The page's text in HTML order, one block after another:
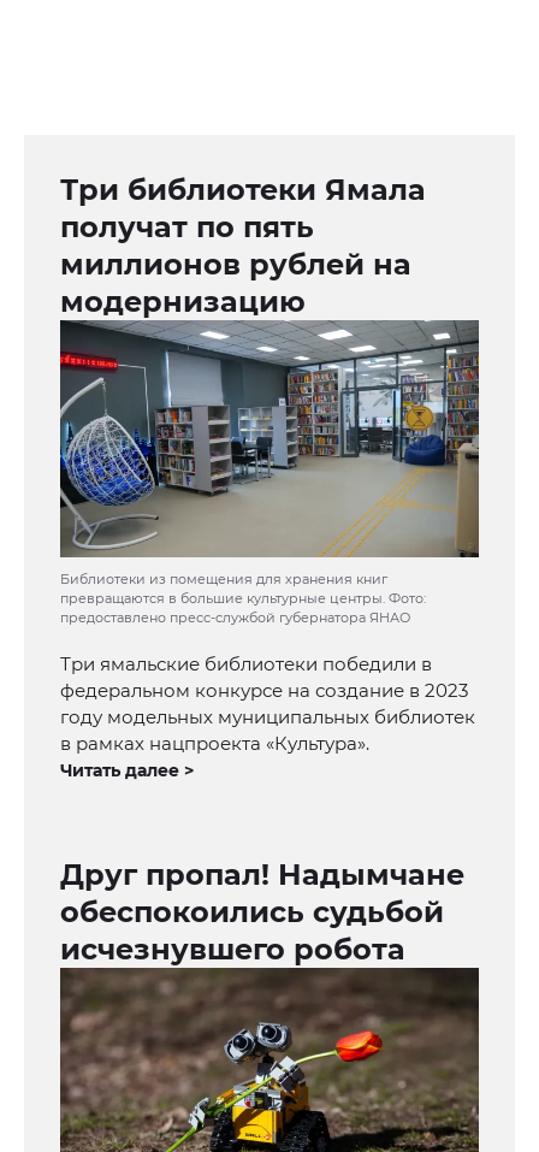
Три библиотеки Ямала
получат по пять
миллионов рублей на
модернизацию
Библиотеки из помещения для хранения книг
превращаются в большие культурные центры. Фото:
предоставлено пресс-службой губернатора ЯНАО
Три ямальские библиотеки победили в
федеральном конкурсе на создание в 2023
году модельных муниципальных библиотек
в рамках нацпроекта «Культура».
Читать далее >
Друг пропал! Надымчане
обеспокоились судьбой
исчезнувшего робота